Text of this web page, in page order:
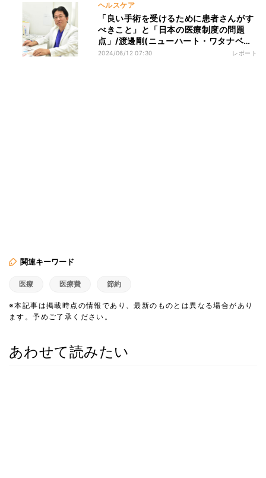
ヘルスケア
「良い手術を受けるために患者さんがす
べきこと」と「日本の医療制度の問題
点」/渡邊剛(ニューハート・ワタナベ国
際病院総長)
2024/06/12 07:30 レポート
関連キーワード
医療 医療費 節約
※本記事は掲載時点の情報であり、最新のものとは異なる場合があり
ます。予めご了承ください。
あわせて読みたい